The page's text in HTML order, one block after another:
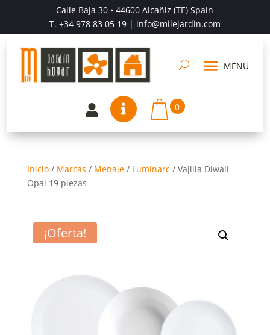
Calle Baja 30 • 44600 Alcañiz (TE) Spain
T. +34 978 83 05 19| info@milejardin.com
  0
Inicio/ Marcas / Menaje/ Luminarc/ Vajilla Diwali
Opal 19 piezas
¡Oferta!